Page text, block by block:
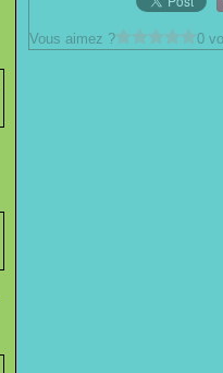
Vous aimez ?
0